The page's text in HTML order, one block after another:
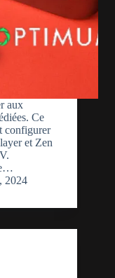
aux
Ce
configurer
et Zen
2024